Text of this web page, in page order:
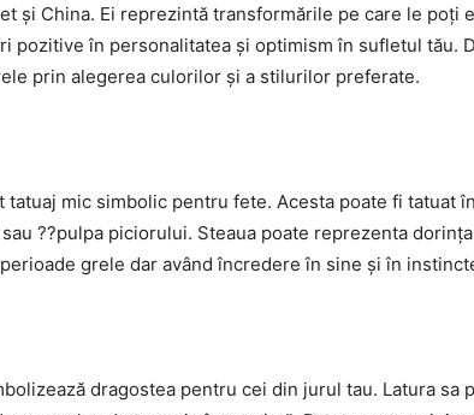
și China. Ei reprezintă transformările pe care le poți
pozitive în personalitatea și optimism în sufletul tău.
prin alegerea culorilor și a stilurilor preferate.
tatuaj mic simbolic pentru fete. Acesta poate fi tatuat
??pulpa piciorului. Steaua poate reprezenta
grele dar având încredere în sine și în
dragostea pentru cei din jurul tau. Latura sa